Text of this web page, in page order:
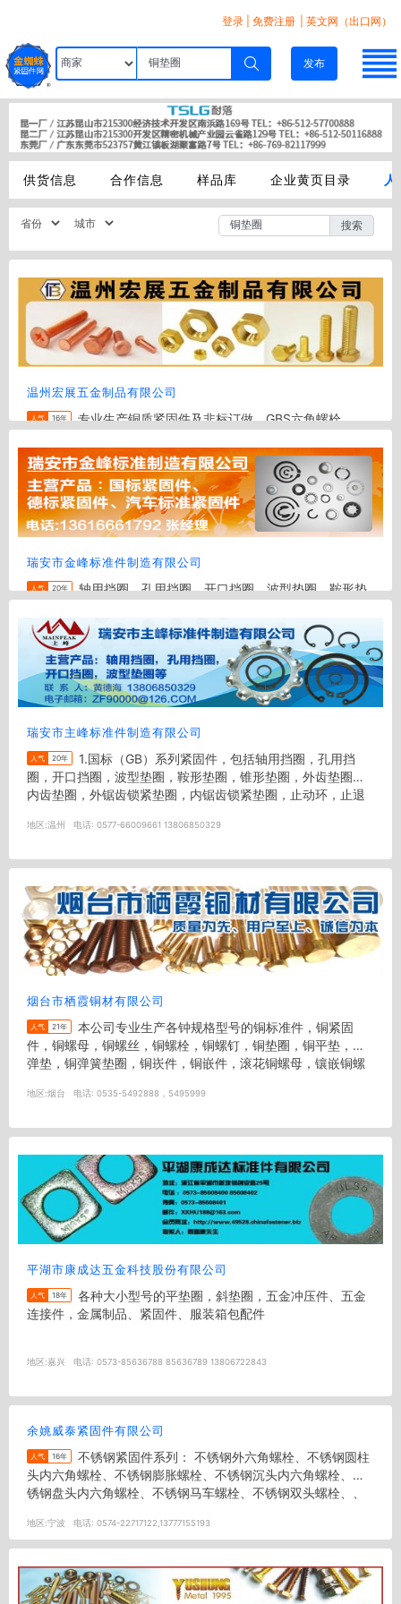
登录 免费注册 | 英文网（出口网）
发布
供货信息 合作信息 样品库 企业黄页目录
搜索
温州宏展五金制品有限公司
人气 16年
专业生产铜质紧固件及非标订做，GBS六角螺栓、
的专业制造产品 铜车件螺母、铜机螺丝、铜螺栓、铜垫圈、紫
铜螺栓、...
地区:温州 电话: 0577-86351288,86386222,18968816170
瑞安市金峰标准件制造有限公司
人气 20年
轴用挡圈，孔用挡圈，开口挡圈，波型垫圈，鞍形垫
圈，内锯齿锁紧垫圈，外锯齿锁紧垫圈，锥形垫圈，止动环，
卡环，钢丝挡圈等
地区:温州 电话: 0577-66071227
瑞安市主峰标准件制造有限公司
人气 20年
圈，开口挡圈，波型垫圈，鞍形垫圈，锥形垫圈，外齿垫圈，
内齿垫圈，外锯齿锁紧垫圈，内锯齿锁紧垫圈，止动环，止退
地区:温州 电话: 0577-66009661 13806850329
烟台市栖霞铜材有限公司
人气 21年
件，铜螺母，铜螺丝，铜螺栓，铜螺钉，铜垫圈，铜平垫，铜
弹垫，铜弹簧垫圈，铜崁件，铜嵌件，滚花铜螺母，镶嵌铜螺
地区:烟台 电话: 0535-5492888，5495999
平湖市康成达五金科技股份有限公司
人气 18年
连接件，金属制品、紧固件、服装箱包配件
地区:嘉兴 电话: 0573-85636788 85636789 13806722843
余姚威泰紧固件有限公司
人气 16年
头内六角螺栓、不锈钢膨胀螺栓、不锈钢沉头内六角螺栓、不
锈钢盘头内六角螺栓、不锈钢马车螺栓、不锈钢双头螺栓、、
地区:宁波 电话: 0574-22717122,13777155193